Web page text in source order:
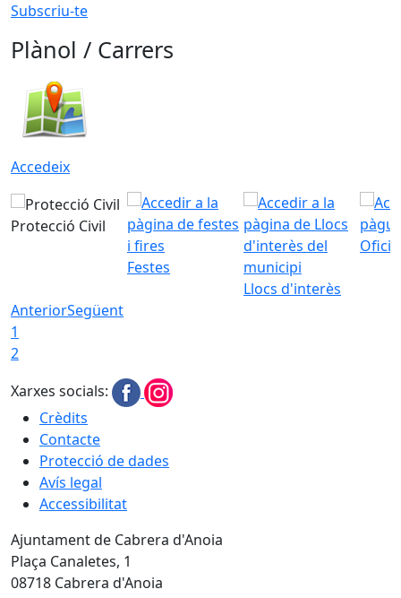
Subscriu-te
Plànol / Carrers
Accedeix
Protecció Civil
Festes
Llocs d'interès
AnteriorSegüent
1
2
Xarxes socials:
Crèdits
Contacte
Protecció de dades
Avís legal
Accessibilitat
Ajuntament de Cabrera d'Anoia
Plaça Canaletes, 1
08718 Cabrera d'Anoia